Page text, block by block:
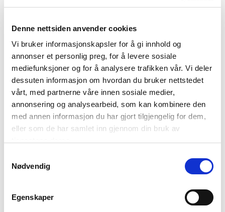
Denne nettsiden anvender cookies
Vi bruker informasjonskapsler for å gi innhold og
annonser et personlig preg, for å levere sosiale
mediefunksjoner og for å analysere trafikken vår. Vi deler
dessuten informasjon om hvordan du bruker nettstedet
vårt, med partnerne våre innen sosiale medier,
annonsering og analysearbeid, som kan kombinere den
med annen informasjon du har gjort tilgjengelig for dem,
eller som de har samlet inn gjennom din bruk av
tjenestene deres.
Nødvendig
Egenskaper
Bodø 2024 –
Europeisk
kulturhovedstad
Vandring på Svalbard